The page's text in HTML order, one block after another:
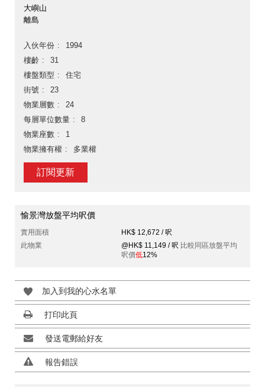
大嶼山
離島
入伙年份
1994
樓齡
31
樓盤類型
住宅
街號
23
物業層數
24
每層單位數量
8
物業座數
1
物業擁有權
多業權
訂閱更新
愉景灣放盤平均呎價
實用面積
HK$ 12,672 / 呎
此物業
@HK$ 11,149 / 呎 比較同區放盤平均
呎價低12%
加入到我的心水名單
打印此頁
發送電郵給好友
報告錯誤